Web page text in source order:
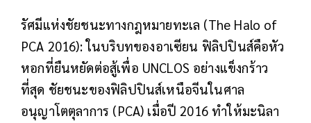
รัศมีแห่งชัยชนะทางกฎหมายทะเล (The Halo of
PCA 2016): ในบริบทของอาเซียน ฟิลิปปินส์คือหัว
หอกที่ยืนหยัดต่อสู้เพื่อ UNCLOS อย่างแข็งกร้าว
ที่สุด ชัยชนะของฟิลิปปินส์เหนือจีนในศาล
อนุญาโตตุลาการ (PCA) เมื่อปี 2016 ทำให้มะนิลา